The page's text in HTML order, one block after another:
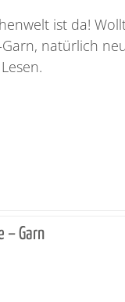
ist da!
natürlich
– Garn